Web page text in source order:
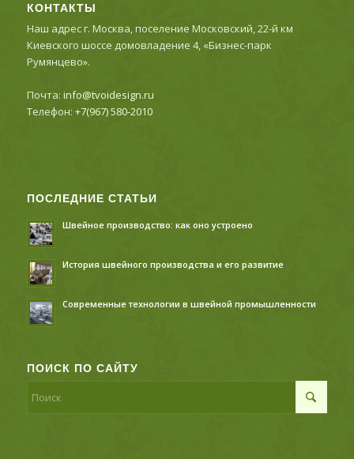
КОНТАКТЫ
Наш адрес г. Москва, поселение Московский, 22-й км
Киевского шоссе домовладение 4, «Бизнес-парк
Румянцево».
Почта: info@tvoidesign.ru
Телефон: +7(967) 580-2010
ПОСЛЕДНИЕ СТАТЬИ
Швейное производство: как оно устроено
История швейного производства и его развитие
Современные технологии в швейной промышленности
ПОИСК ПО САЙТУ